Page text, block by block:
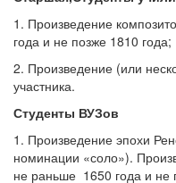
1. Произведение
года и не позже 1810 года;
2. Произведение (или
участника.
Студенты ВУЗов
1. Произведение эпохи
номинации «соло»).
не раньше 1650 года и не